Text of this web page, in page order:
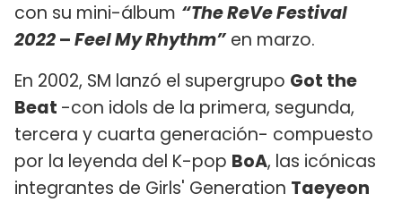
con su mini-álbum “The ReVe Festival
2022–Feel My Rhythm” en marzo.
En 2002, SM lanzó el supergrupo Got the
Beat -con idols de la primera, segunda,
tercera y cuarta generación- compuesto
por la leyenda del K-pop BoA, las icónicas
integrantes de Girls' Generation Taeyeon